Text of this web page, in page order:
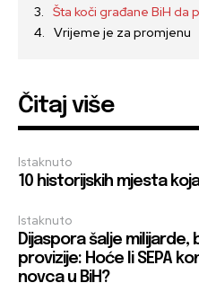
Šta koči građane BiH da
Vrijeme je za promjenu
Čitaj više
Istaknuto
10 historijskih mjesta
Istaknuto
Dijaspora šalje
provizije: Hoće li SEPA
novca u BiH?